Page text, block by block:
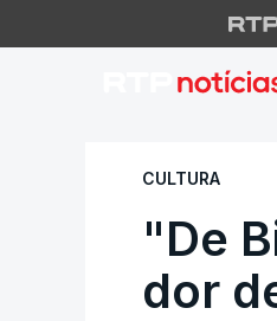
"De
CULTURA
"De
dor